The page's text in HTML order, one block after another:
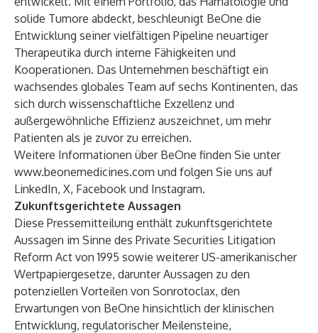
solide Tumore abdeckt, beschleunigt BeOne die
Entwicklung seiner vielfältigen Pipeline neuartiger
Therapeutika durch interne Fähigkeiten und
Kooperationen. Das Unternehmen beschäftigt ein
wachsendes globales Team auf sechs Kontinenten, das
sich durch wissenschaftliche Exzellenz und
außergewöhnliche Effizienz auszeichnet, um mehr
Patienten als je zuvor zu erreichen.
Weitere Informationen über BeOne finden Sie unter
www.beonemedicines.com und folgen Sie uns auf
LinkedIn, X, Facebook und Instagram.
Zukunftsgerichtete Aussagen
Diese Pressemitteilung enthält zukunftsgerichtete
Aussagen im Sinne des Private Securities Litigation
Reform Act von 1995 sowie weiterer US-amerikanischer
Wertpapiergesetze, darunter Aussagen zu den
potenziellen Vorteilen von Sonrotoclax, den
Erwartungen von BeOne hinsichtlich der klinischen
Entwicklung, regulatorischer Meilensteine,